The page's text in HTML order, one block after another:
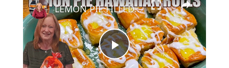
Play
LEMON PIE FILLED HAWAIIAN ROLLS Tastes Like a Delicious Donut